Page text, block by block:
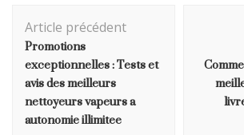
d'article
Article précédent
Promotions
exceptionnelles : Tests et
avis des meilleurs
nettoyeurs vapeurs a
autonomie illimitee